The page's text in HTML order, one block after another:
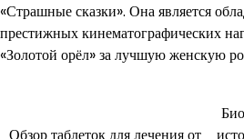
«Страшные сказки». Она является
престижных кинематографических
«Золотой орёл» за лучшую женскую